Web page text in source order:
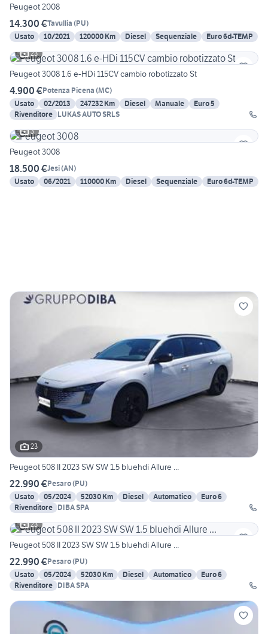
Peugeot 2008
14.300 €Tavullia (PU)
Usato
10/2021 120000 Km Diesel Sequenziale
Euro 6d-TEMP
23
Peugeot 3008 1.6 e-HDi 115CV cambio robotizzato St
4.900 €Potenza Picena (MC)
Usato
02/2013 247232 Km Diesel Manuale
Euro 5
Rivenditore
LUKAS AUTO SRLS
3
Peugeot 3008
18.500 €Jesi(AN)
Usato
06/2021 110000 Km Diesel Sequenziale Euro 6d-TEMP
23
Peugeot 508 II 2023 SW SW 1.5 bluehdi Allure ...
22.990 €Pesaro(PU)
Usato
05/2024 52030 Km Diesel Automatico
Euro 6
Rivenditore DIBA SPA
23
Peugeot 508 II 2023 SW SW 1.5 bluehdi Allure ...
22.990 €Pesaro(PU)
Usato
05/2024 52030 Km Diesel Automatico
Euro 6
Rivenditore DIBA SPA